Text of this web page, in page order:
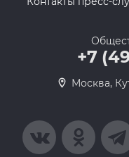
+7
Москва,